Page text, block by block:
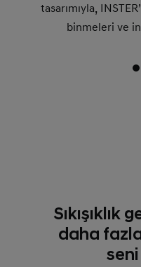
tasarımıyla,
binmeleri ve
Sıkışıklık
daha